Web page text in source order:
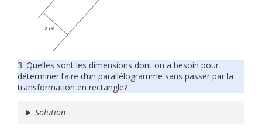
3. Quelles sont les dimensions dont on a besoin pour
déterminer l’aire d’un parallélogramme sans passer par la
transformation en rectangle?
Solution